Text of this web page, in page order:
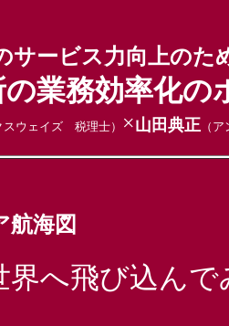
サービス力向上のた
業務効率化の
スウェイズ 税理士） ×山田典正 （
航海図
界へ飛び込んで